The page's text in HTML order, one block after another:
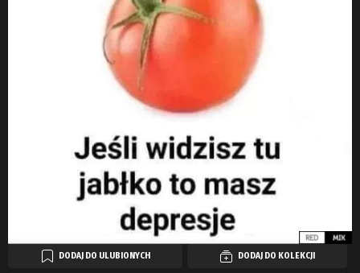
DODAJ DO ULUBIONYCH DODAJ DO KOLEKCJI